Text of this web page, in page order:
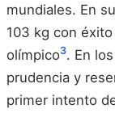
mundiales. En
103 kg con
olímpico3. En
prudencia y
primer intento